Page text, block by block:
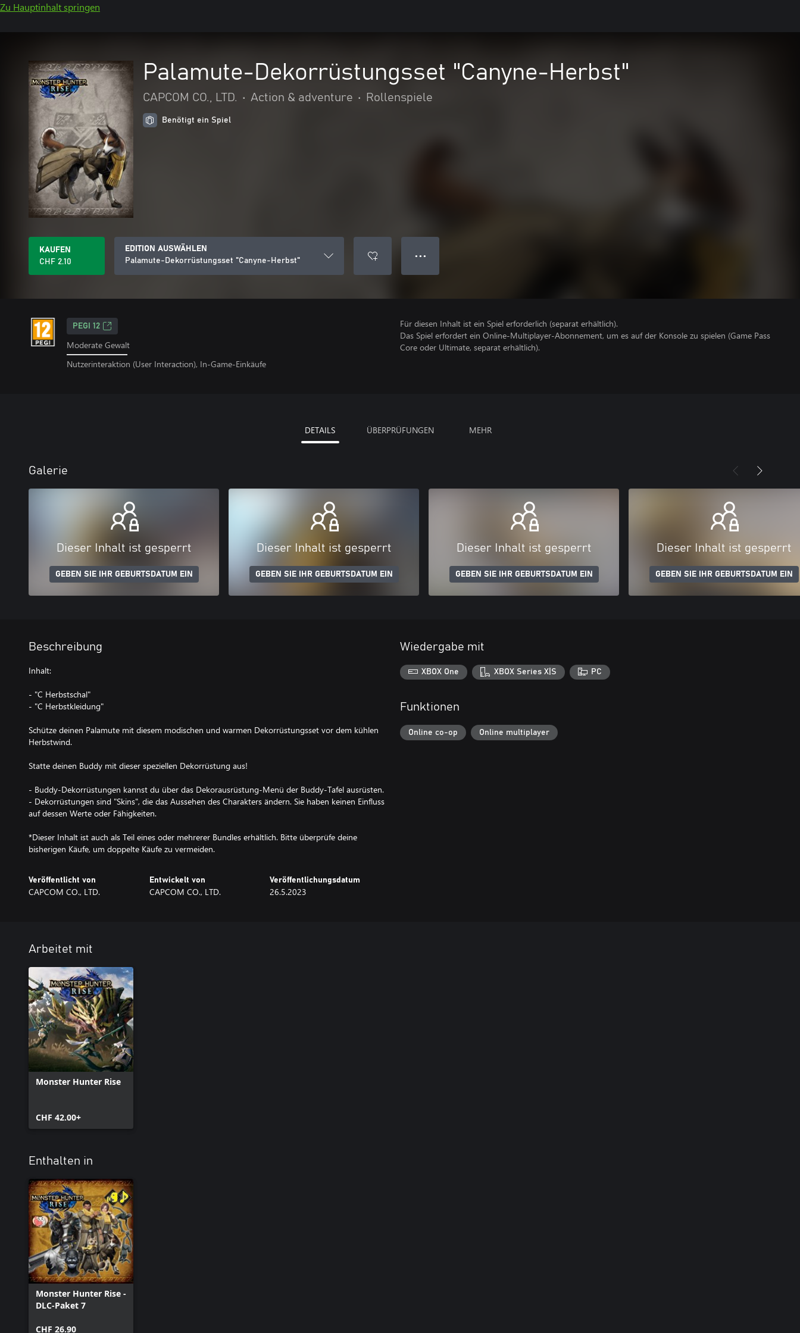
Zu Hauptinhalt springen
Palamute-Dekorrüstungsset "Canyne-Herbst"
CAPCOM CO., LTD. • Action & adventure • Rollenspiele
Benötigt ein Spiel
KAUFEN
CHF 2.10
EDITION AUSWÄHLEN
Palamute-Dekorrüstungsset "Canyne-Herbst"
● ● ●
PEGI 12
Moderate Gewalt
Nutzerinteraktion (User Interaction), In-Game-Einkäufe
Für diesen Inhalt ist ein Spiel erforderlich (separat erhältlich).
Das Spiel erfordert ein Online-Multiplayer-Abonnement, um es auf der Konsole zu spielen (Game Pass
Core oder Ultimate, separat erhältlich).
DETAILS ÜBERPRÜFUNGEN MEHR
Galerie
Dieser Inhalt ist gesperrt
GEBEN SIE IHR GEBURTSDATUM EIN
Dieser Inhalt ist gesperrt
GEBEN SIE IHR GEBURTSDATUM EIN
Dieser Inhalt ist gesperrt
GEBEN SIE IHR GEBURTSDATUM EIN
Dieser Inhalt ist gesperrt
GEBEN SIE IHR GEBURTSDATUM EIN
Beschreibung
Inhalt:
- "C Herbstschal"
- "C Herbstkleidung"
Schütze deinen Palamute mit diesem modischen und warmen Dekorrüstungsset vor dem kühlen
Herbstwind.
Statte deinen Buddy mit dieser speziellen Dekorrüstung aus!
- Buddy-Dekorrüstungen kannst du über das Dekorausrüstung-Menü der Buddy-Tafel ausrüsten.
- Dekorrüstungen sind "Skins", die das Aussehen des Charakters ändern. Sie haben keinen Einfluss
auf dessen Werte oder Fähigkeiten.
*Dieser Inhalt ist auch als Teil eines oder mehrerer Bundles erhältlich. Bitte überprüfe deine
bisherigen Käufe, um doppelte Käufe zu vermeiden.
Veröffentlicht von
CAPCOM CO., LTD.
Entwickelt von
CAPCOM CO., LTD.
Veröffentlichungsdatum
26.5.2023
Wiedergabe mit
XBOX One XBOX Series X|S PC
Funktionen
Online co-op Online multiplayer
Arbeitet mit
Monster Hunter Rise
CHF 42.00+
Enthalten in
Monster Hunter Rise -
DLC-Paket 7
CHF 26.90